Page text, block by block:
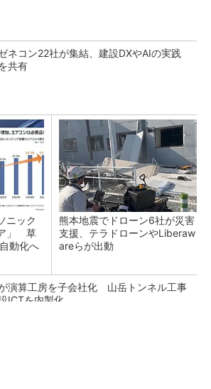
ネコン22社が集結、建設DXやAIの実践
共有
ニック
」 草
動化へ
熊本地震でドローン6社が災害
支援、テラドローンやLiberaw
areらが出動
演算工房を子会社化 山岳トンネル工事
ICTを内製化